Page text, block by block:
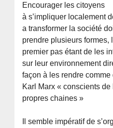
Encourager les citoyens
à s’impliquer localement
a transformer la société
prendre plusieurs formes,
premier pas étant de les
sur leur environnement
façon à les rendre comme
Karl Marx « conscients de
propres chaines »
Il semble impératif de